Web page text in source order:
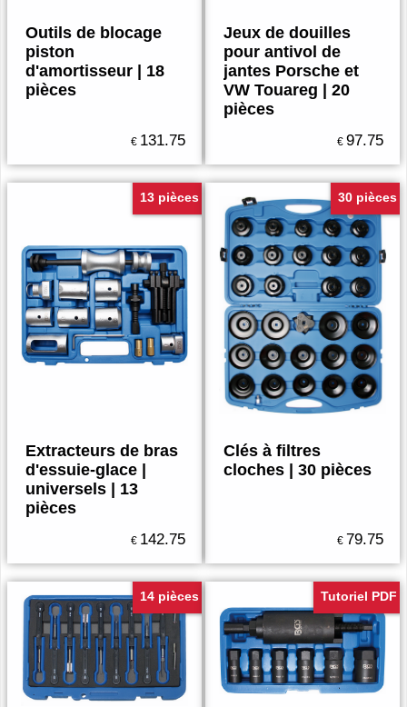
Outils de blocage
piston
d'amortisseur | 18
pièces
€ 131.75
Jeux de douilles
pour antivol de
jantes Porsche et
VW Touareg | 20
pièces
€ 97.75
13 pièces
Extracteurs de bras
d'essuie-glace |
universels | 13
pièces
€ 142.75
30 pièces
Clés à filtres
cloches | 30 pièces
€ 79.75
14 pièces Tutoriel PDF